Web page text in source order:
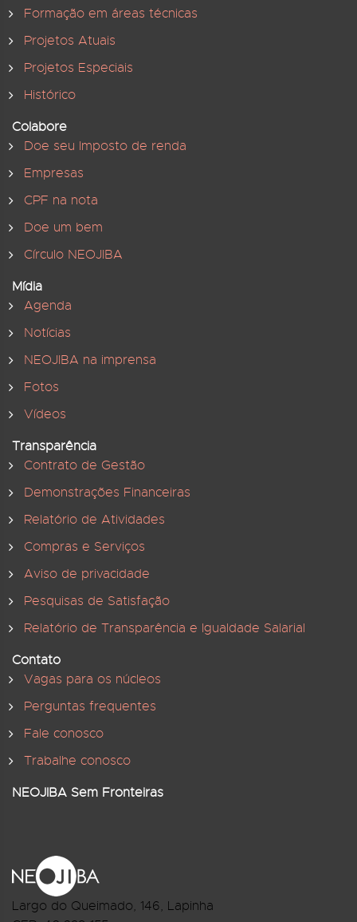
Formação em áreas técnicas
Projetos Atuais
Projetos Especiais
Histórico
Colabore
Doe seu Imposto de renda
Empresas
CPF na nota
Doe um bem
Círculo NEOJIBA
Mídia
Agenda
Notícias
NEOJIBA na imprensa
Fotos
Vídeos
Transparência
Contrato de Gestão
Demonstrações Financeiras
Relatório de Atividades
Compras e Serviços
Aviso de privacidade
Pesquisas de Satisfação
Relatório de Transparência e Igualdade Salarial
Contato
Vagas para os núcleos
Perguntas frequentes
Fale conosco
Trabalhe conosco
NEOJIBA Sem Fronteiras
Largo do Queimado, 146, Lapinha